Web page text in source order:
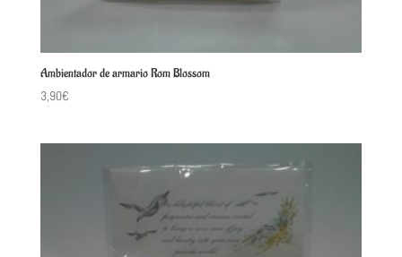
Ambientador de armario Rom Blossom
3,90€